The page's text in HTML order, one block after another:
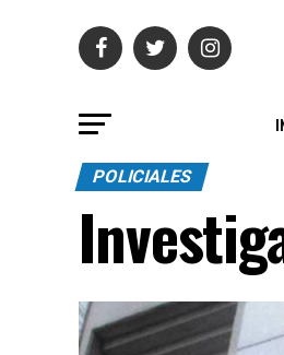
POLICIALES